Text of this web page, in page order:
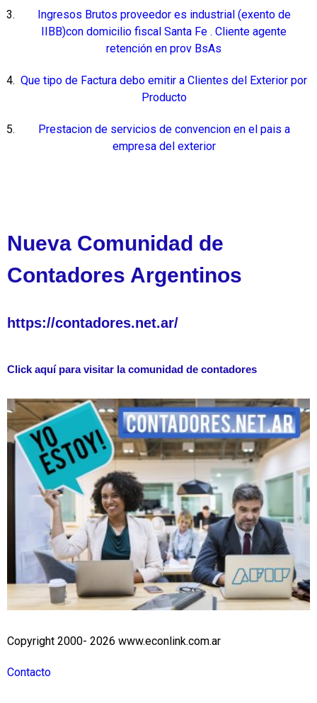
Ingresos Brutos proveedor es industrial (exento de
IIBB)con domicilio fiscal Santa Fe . Cliente agente
retención en prov BsAs
Que tipo de Factura debo emitir a Clientes del Exterior por
Producto
Prestacion de servicios de convencion en el pais a
empresa del exterior
Nueva Comunidad de
Contadores Argentinos
https://contadores.net.ar/
Click aquí para visitar la comunidad de contadores
Copyright 2000- 2026 www.econlink.com.ar
Contacto